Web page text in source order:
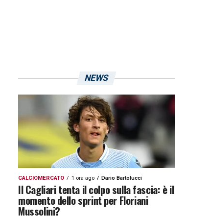
NEWS
CALCIOMERCATO 1 ora ago Dario Bartolucci
Il Cagliari tenta il colpo sulla fascia: è il
momento dello sprint per Floriani
Mussolini?